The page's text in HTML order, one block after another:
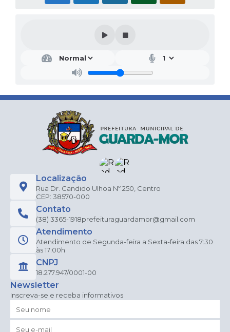
Localização
Rua Dr. Candido Ulhoa Nº 250, Centro
CEP: 38570-000
Contato
(38) 3365-1918prefeituraguardamor@gmail.com
Atendimento
Atendimento de Segunda-feira a Sexta-feira das 7:30
às 17:00h
CNPJ
18.277.947/0001-00
Newsletter
Inscreva-se e receba informativos